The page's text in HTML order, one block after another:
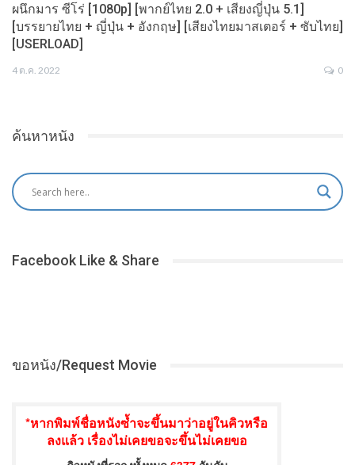
ผนึกมาร ซีโร่ [1080p] [พากย์ไทย 2.0 + เสียงญี่ปุ่น 5.1]
[บรรยายไทย + ญี่ปุ่น + อังกฤษ] [เสียงไทยมาสเตอร์ + ซับไทย]
[USERLOAD]
4 ต.ค. 2022 0
ค้นหาหนัง
Facebook Like & Share
ขอหนัง/Request Movie